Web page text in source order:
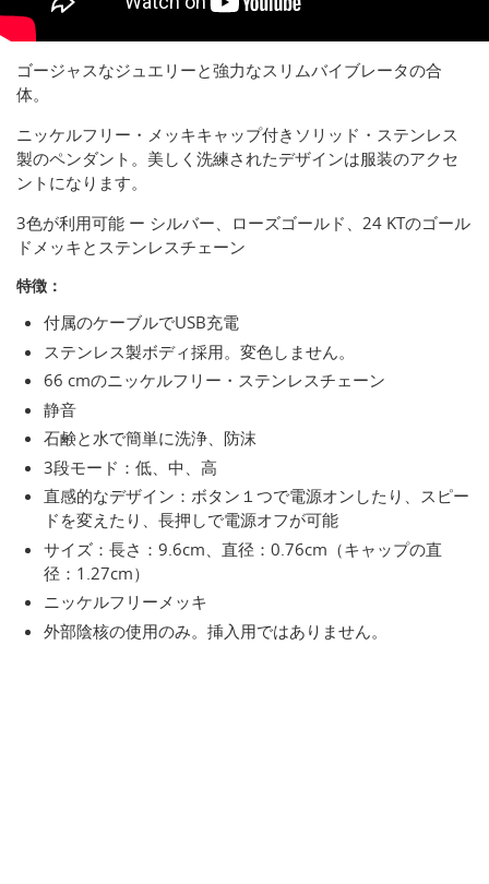
ゴージャスなジュエリーと強力なスリムバイブレータの合
体。
ニッケルフリー・メッキキャップ付きソリッド・ステンレス
製のペンダント。美しく洗練されたデザインは服装のアクセ
ントになります。
3色が利用可能 ー シルバー、ローズゴールド、24 KTのゴール
ドメッキとステンレスチェーン
特徴：
付属のケーブルでUSB充電
ステンレス製ボディ採用。変色しません。
66 cmのニッケルフリー・ステンレスチェーン
静音
石鹸と水で簡単に洗浄、防沫
3段モード：低、中、高
直感的なデザイン：ボタン１つで電源オンしたり、スピー
ドを変えたり、長押しで電源オフが可能
サイズ：長さ：9.6cm、直径：0.76cm（キャップ​​の直
径：1.27cm）
ニッケルフリーメッキ
外部陰核の使用のみ。挿入用ではありません。